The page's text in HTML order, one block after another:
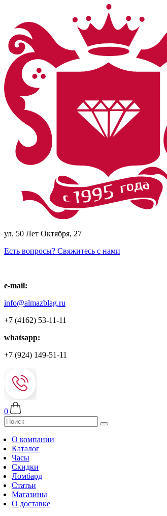
ул. 50 Лет Октября, 27
Есть вопросы? Свяжитесь с нами
e-mail:
info@almazblag.ru
+7 (4162) 53-11-11
whatsapp:
+7 (924) 149-51-11
0
О компании
Каталог
Часы
Скидки
Ломбард
Статьи
Магазины
О доставке